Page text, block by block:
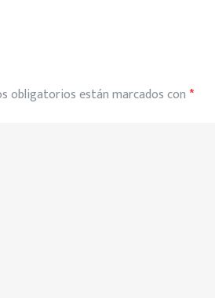
obligatorios están marcados con*